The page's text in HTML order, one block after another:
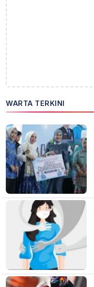
WARTA TERKINI